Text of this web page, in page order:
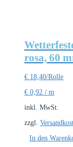
rosa, 60
€ 18,40/Rolle
€ 0,92 / m
inkl. MwSt.
zzgl.
In den